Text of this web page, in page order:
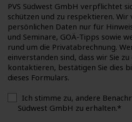
PVS Südwest GmbH verpflichtet
schützen und zu respektieren.
persönlichen Daten nur für
und Seminare, GOÄ-Tipps sowie
rund um die Privatabrechnung.
einverstanden sind, dass wir Sie
kontaktieren, bestätigen Sie dies
dieses Formulars.
Ich stimme zu, andere
Südwest GmbH zu erhalten.*